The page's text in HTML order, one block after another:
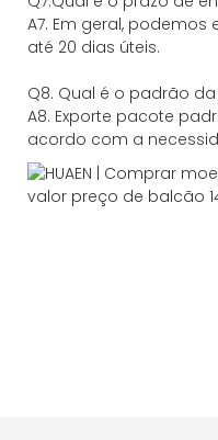
A7. Em geral,
até 20 dias úteis.
Q8. Qual é o padrão
A8. Exporte pacote
acordo com a